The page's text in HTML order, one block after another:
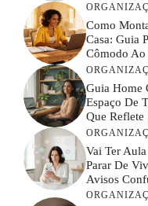
Como
Casa: Guia
Cômodo
Guia Home
Espaço De
Que Reflete
Vai Ter
Parar De
Avisos